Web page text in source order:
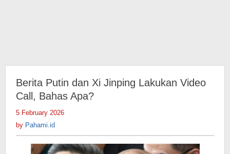
Berita Putin dan Xi Jinping Lakukan Video
Call, Bahas Apa?
5 February 2026
by Pahami.id